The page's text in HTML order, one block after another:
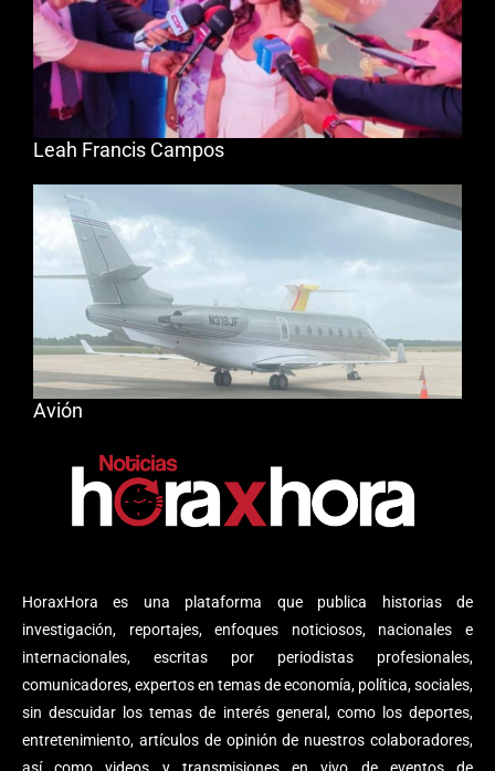
HoraxHora es una plataforma que publica historias de
investigación, reportajes, enfoques noticiosos, nacionales e
internacionales, escritas por periodistas profesionales,
comunicadores, expertos en temas de economía, política, sociales,
sin descuidar los temas de interés general, como los deportes,
entretenimiento, artículos de opinión de nuestros colaboradores,
Leah Francis Campos
Avión